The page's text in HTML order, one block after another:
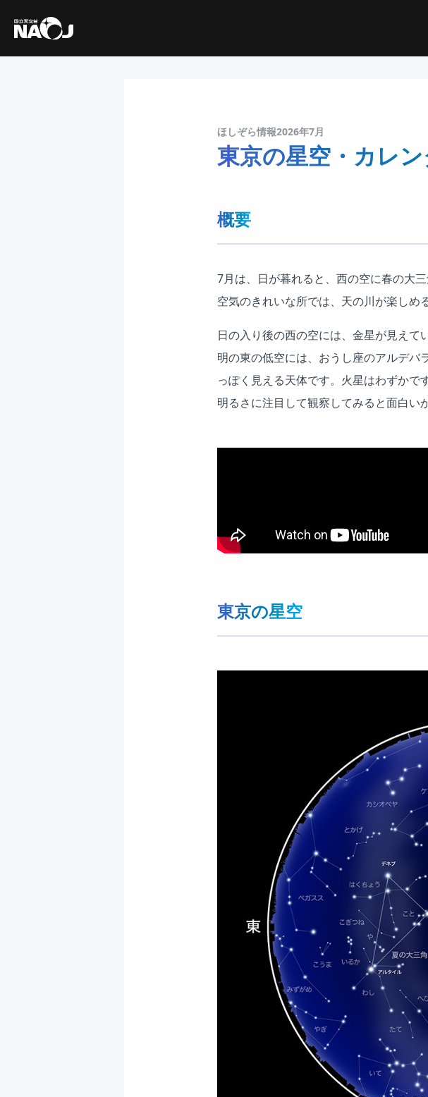
ほしぞら情報2026年7月
東京の星空・カレン
概要
7月は、日が暮れると、西の空に春の大
空気のきれいな所では、天の川が楽しめ
日の入り後の西の空には、金星が見え
明の東の低空には、おうし座のアルデ
っぽく見える天体です。火星はわずか
明るさに注目して観察してみると面白い
東京の星空